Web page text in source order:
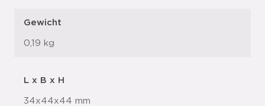
Gewicht
0,19 kg
L x B x H
34x44x44 mm